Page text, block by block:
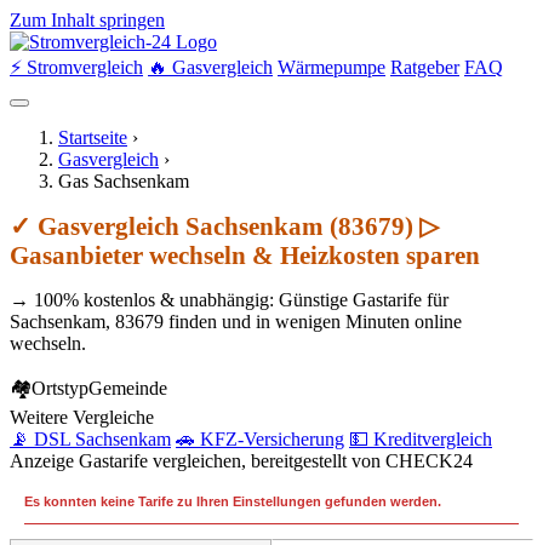
Zum Inhalt springen
⚡ Stromvergleich 🔥 Gasvergleich Wärmepumpe Ratgeber FAQ
Startseite ›
Gasvergleich ›
Gas Sachsenkam
✓ Gasvergleich Sachsenkam (83679) ▷
Gasanbieter wechseln & Heizkosten sparen
→ 100% kostenlos & unabhängig: Günstige Gastarife für
Sachsenkam, 83679 finden und in wenigen Minuten online
wechseln.
🏘OrtstypGemeinde
Weitere Vergleiche
📡 DSL Sachsenkam 🚗 KFZ-Versicherung 💵 Kreditvergleich
Anzeige Gastarife vergleichen, bereitgestellt von CHECK24